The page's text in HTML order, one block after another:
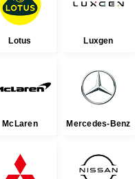
Lotus Luxgen
McLaren Mercedes-Benz